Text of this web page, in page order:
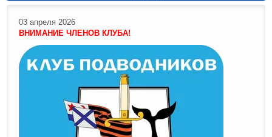
03 апреля 2026
ВНИМАНИЕ ЧЛЕНОВ КЛУБА!